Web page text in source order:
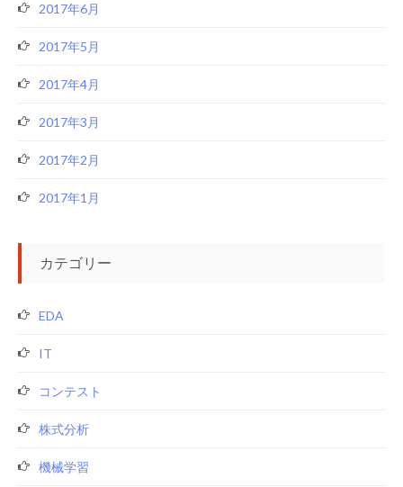
2017年6月
2017年5月
2017年4月
2017年3月
2017年2月
2017年1月
カテゴリー
EDA
IT
コンテスト
株式分析
機械学習